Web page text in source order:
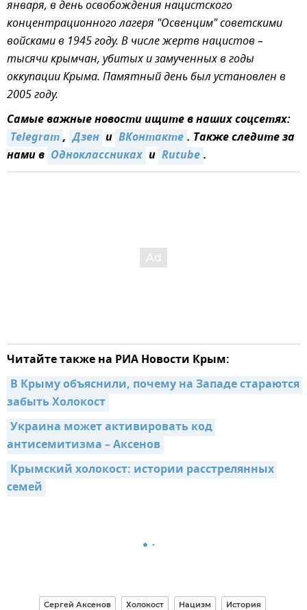
января, в день освобождения нацистского
концентрационного лагеря "Освенцим" советскими
войсками в 1945 году. В числе жертв нацистов –
тысячи крымчан, убитых и замученных в годы
оккупации Крыма. Памятный день был установлен в
2005 году.
Самые важные новости ищите в наших соцсетях:
Telegram, Дзен и ВКонтакте. Также следите за
нами в Одноклассниках и Rutube.
Читайте также на РИА Новости Крым:
В Крыму объяснили, почему на Западе стараются
забыть Холокост
Украина может активировать код
антисемитизма – Аксенов
Крымский холокост: истории расстрелянных
семей
Сергей Аксенов Холокост Нацизм История